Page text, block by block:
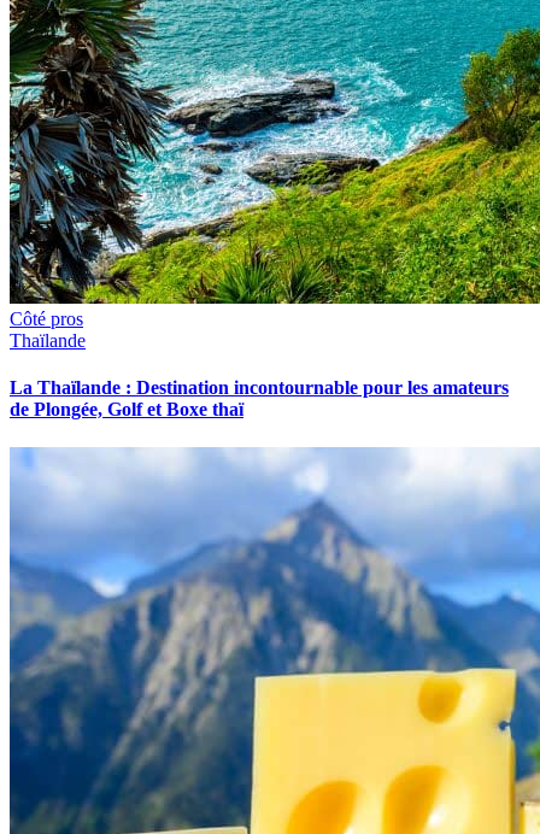
Côté pros
Thaïlande
La Thaïlande : Destination incontournable pour les amateurs
de Plongée, Golf et Boxe thaï